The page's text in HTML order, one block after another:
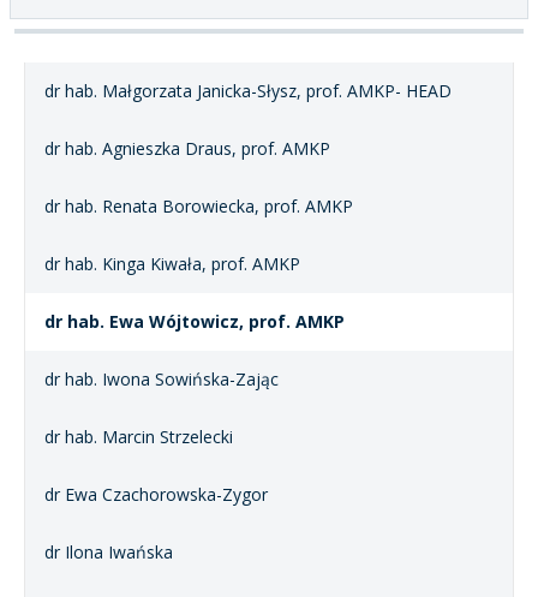
dr hab. Małgorzata Janicka-Słysz, prof. AMKP- HEAD
dr hab. Agnieszka Draus, prof. AMKP
dr hab. Renata Borowiecka, prof. AMKP
dr hab. Kinga Kiwała, prof. AMKP
dr hab. Ewa Wójtowicz, prof. AMKP
dr hab. Iwona Sowińska-Zając
dr hab. Marcin Strzelecki
dr Ewa Czachorowska-Zygor
dr Ilona Iwańska